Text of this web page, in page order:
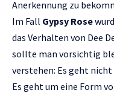
Anerkennung zu
Im Fall Gypsy Rose
das Verhalten von Dee
sollte man vorsichtig
verstehen: Es geht
Es geht um eine Form